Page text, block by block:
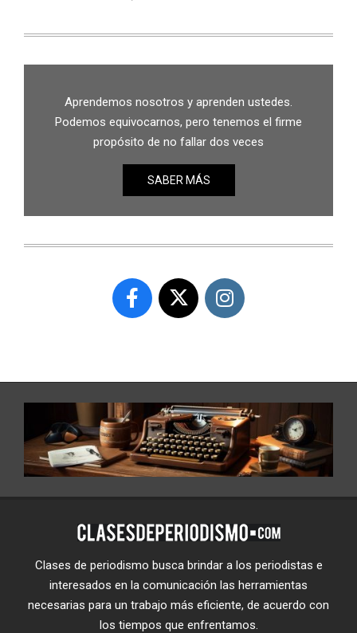
Aprendemos nosotros y aprenden ustedes.
Podemos equivocarnos, pero tenemos el firme
propósito de no fallar dos veces
SABER MÁS
Clases de periodismo busca brindar a los periodistas e
interesados en la comunicación las herramientas
necesarias para un trabajo más eficiente, de acuerdo con
los tiempos que enfrentamos.